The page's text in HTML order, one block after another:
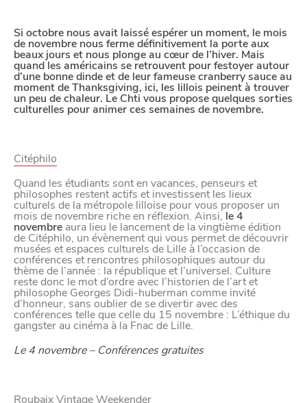
Si octobre nous avait laissé espérer un moment, le mois
de novembre nous ferme définitivement la porte aux
beaux jours et nous plonge au cœur de l’hiver. Mais
quand les américains se retrouvent pour festoyer autour
d’une bonne dinde et de leur fameuse cranberry sauce au
moment de Thanksgiving, ici, les lillois peinent à trouver
un peu de chaleur. Le Chti vous propose quelques sorties
culturelles pour animer ces semaines de novembre.
Citéphilo
Quand les étudiants sont en vacances, penseurs et
philosophes restent actifs et investissent les lieux
culturels de la métropole lilloise pour vous proposer un
mois de novembre riche en réflexion. Ainsi, le 4
novembre aura lieu le lancement de la vingtième édition
de Citéphilo, un évènement qui vous permet de découvrir
musées et espaces culturels de Lille à l’occasion de
conférences et rencontres philosophiques autour du
thème de l’année : la république et l’universel. Culture
reste donc le mot d’ordre avec l’historien de l’art et
philosophe Georges Didi-huberman comme invité
d’honneur, sans oublier de se divertir avec des
conférences telle que celle du 15 novembre : L’éthique du
gangster au cinéma à la Fnac de Lille.
Le 4 novembre – Conférences gratuites
Roubaix Vintage Weekender
Paramètres de
confidentialité
des cookies pour améliorer le site aux besoins des
visiteurs, notamment selon la fréquentation.
Nos politique de confidentialité